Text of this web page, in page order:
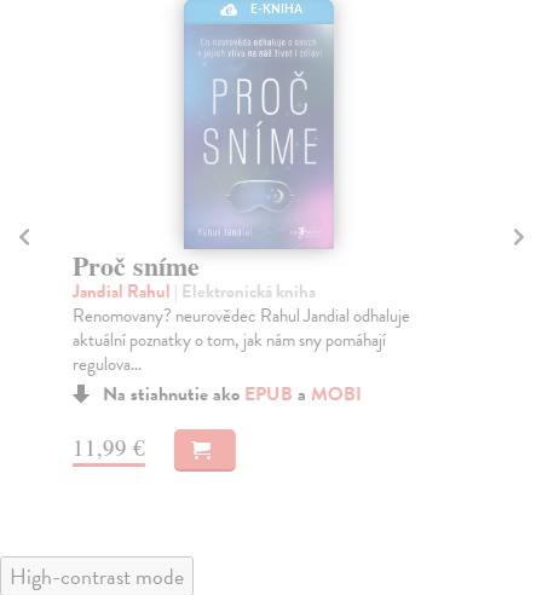
E-KNIHA
Proč sníme
Jandial Rahul | Elektronická kniha
Renomovany? neurovědec Rahul Jandial odhaluje
aktuální poznatky o tom, jak nám sny pomáhají
regulova...
Na stiahnutie ako EPUB a MOBI
11,99 €
High-contrast mode